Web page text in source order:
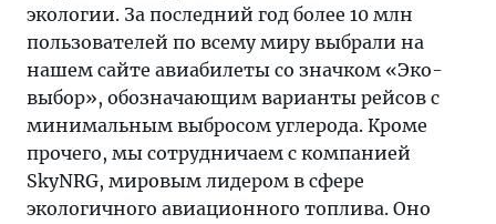
экологии. За последний год более 10 млн
пользователей по всему миру выбрали на
нашем сайте авиабилеты со значком «Эко-
выбор», обозначающим варианты рейсов с
минимальным выбросом углерода. Кроме
прочего, мы сотрудничаем с компанией
SkyNRG, мировым лидером в сфере
экологичного авиационного топлива. Оно